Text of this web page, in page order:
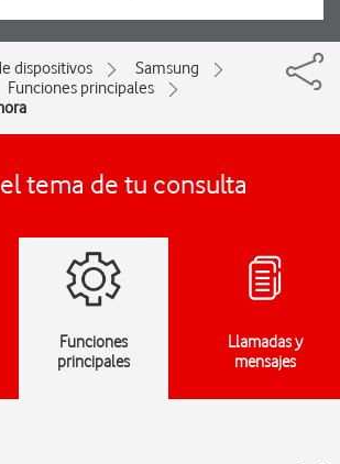
dispositivos
Samsung
Funciones principales
tema de tu consulta
Funciones
principales
Llamadas y
mensajes